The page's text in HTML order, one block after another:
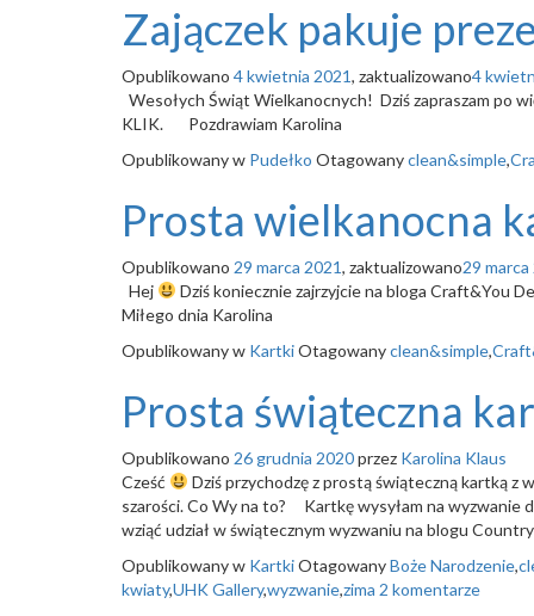
Zajączek pakuje
Opublikowano 4 kwietnia 2021, zaktualizowano4
Wesołych Świąt Wielkanocnych! Dziś zapraszam po
KLIK. Pozdrawiam Karolina
Opublikowany w Pudełko Otagowanyclean&simple,
Prosta wielkanocna
Opublikowano 29 marca 2021, zaktualizowano29 marca
Hej
Dziś koniecznie zajrzyjcie na bloga Craft&You
Miłego dnia Karolina
Opublikowany w KartkiOtagowanyclean&simple,
Prosta świąteczna
Opublikowano 26 grudnia 2020przez Karolina Klaus
Cześć
Dziś przychodzę z prostą świąteczną kartką z
szarości. Co Wy na to? Kartkę wysyłam na
wziąć udział w świątecznym wyzwaniu na blogu
Opublikowany w KartkiOtagowanyBoże Narodzenie,
kwiaty,UHK Gallery,wyzwanie,zima 2 komentarze